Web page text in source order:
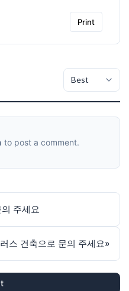
Print
to post a comment.
주세요
스 건축으로 문의 주세요»